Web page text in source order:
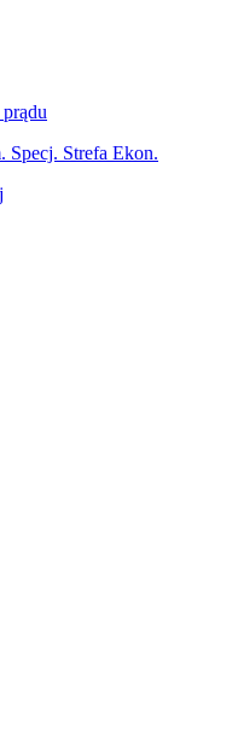
prądu
Specj. Strefa Ekon.